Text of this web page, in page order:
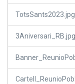
TotsSants2023.jpg
3Aniversari_RB.jpg